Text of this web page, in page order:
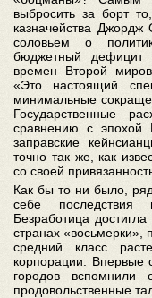
выбросить за борт
казначейства
соловьем о
бюджетный дефицит
времен Второй
«Это настоящий
минимальные
Государственные
сравнению с эпохой
заправские
точно так же, как
со своей
Как бы то ни было,
себе последствия
Безработица
странах «восьмерки»,
средний класс
корпорации. Впервые
городов вспомнили
продовольственные